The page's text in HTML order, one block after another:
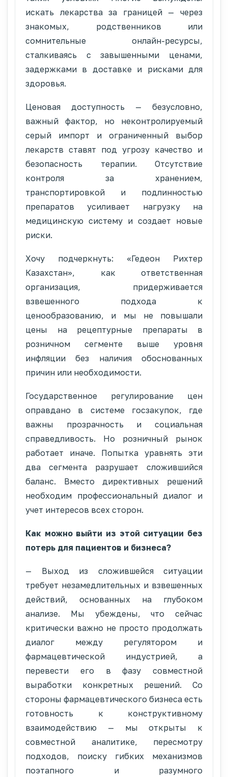
искать лекарства за границей — через
знакомых, родственников или
сомнительные онлайн-ресурсы,
сталкиваясь с завышенными ценами,
задержками в доставке и рисками для
здоровья.
Ценовая доступность — безусловно,
важный фактор, но неконтролируемый
серый импорт и ограниченный выбор
лекарств ставят под угрозу качество и
безопасность терапии. Отсутствие
контроля за хранением,
транспортировкой и подлинностью
препаратов усиливает нагрузку на
медицинскую систему и создает новые
риски.
Хочу подчеркнуть: «Гедеон Рихтер
Казахстан», как ответственная
организация, придерживается
взвешенного подхода к
ценообразованию, и мы не повышали
цены на рецептурные препараты в
розничном сегменте выше уровня
инфляции без наличия обоснованных
причин или необходимости.
Государственное регулирование цен
оправдано в системе госзакупок, где
важны прозрачность и социальная
справедливость. Но розничный рынок
работает иначе. Попытка уравнять эти
два сегмента разрушает сложившийся
баланс. Вместо директивных решений
необходим профессиональный диалог и
учет интересов всех сторон.
Как можно выйти из этой ситуации без
потерь для пациентов и бизнеса?
— Выход из сложившейся ситуации
требует незамедлительных и взвешенных
действий, основанных на глубоком
анализе. Мы убеждены, что сейчас
критически важно не просто продолжать
диалог между регулятором и
фармацевтической индустрией, а
перевести его в фазу совместной
выработки конкретных решений. Со
стороны фармацевтического бизнеса есть
готовность к конструктивному
взаимодействию — мы открыты к
совместной аналитике, пересмотру
подходов, поиску гибких механизмов
поэтапного и разумного